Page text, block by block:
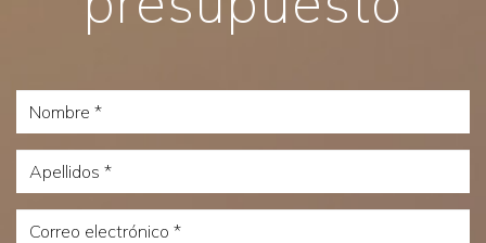
Nombre
Apellidos
Correo